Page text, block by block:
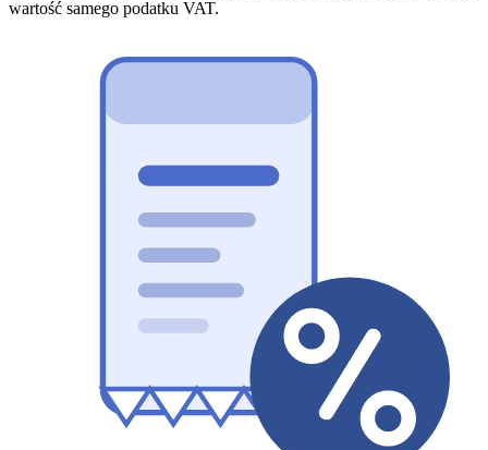
wartość samego podatku VAT.